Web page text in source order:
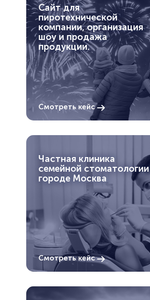
Сайт для
пиротехнической
компании, организация
шоу и продажа
продукции.
Смотреть кейс
Частная клиника
семейной
городе Москва
Смотреть кейс